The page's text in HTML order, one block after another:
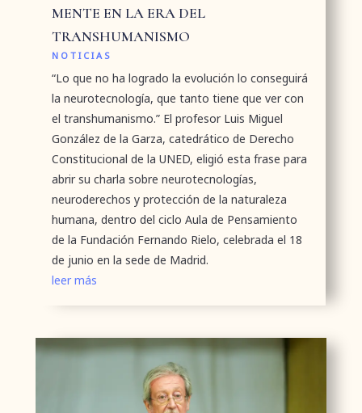
MENTE EN LA ERA DEL
TRANSHUMANISMO
NOTICIAS
“Lo que no ha logrado la evolución lo conseguirá
la neurotecnología, que tanto tiene que ver con
el transhumanismo.” El profesor Luis Miguel
González de la Garza, catedrático de Derecho
Constitucional de la UNED, eligió esta frase para
abrir su charla sobre neurotecnologías,
neuroderechos y protección de la naturaleza
humana, dentro del ciclo Aula de Pensamiento
de la Fundación Fernando Rielo, celebrada el 18
de junio en la sede de Madrid.
leer más